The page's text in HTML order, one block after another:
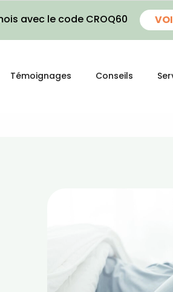
avec le code CROQ60
Témoignages Conseils